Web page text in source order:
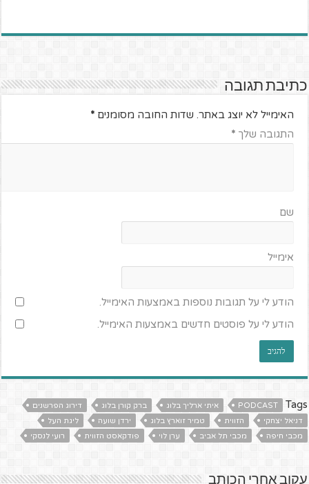
כתיבת תגובה
האימייל לא יוצג באתר. שדות החובה מסומנים*
התגובה שלך*
שם
אימייל
הודע לי על תגובות נוספות באמצעות האימייל.
הודע לי על פוסטים חדשים באמצעות האימייל.
Tags
PODCAST איתי ארליך בלוג ברק קורן בלוג
דירוג הפרשנים
דניאל יצחקי
הזווית טמיר זוארץ בלוג ירדן שועה
ליגת העל
מכבי חיפה
מכבי תל אביב ערן לוי פודקאסט הזווית רועי לנסקי
עקוב אחרי הכותב